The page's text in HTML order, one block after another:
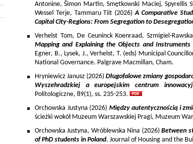
Antonine, Šimon Martin, Smętkowski Maciej, Spyrellis
Wessel Terje, Tammaru Tiit (2026)A Comparative
Capital City-Regions: From Segregation to
Verhelst Tom, De Ceuninck Koenraad, Szmigiel-
Mapping and Explaining the Objects and
Egner, B., Lysek, J., Verhelst, T. (eds) Municipal
National Governance. Palgrave Macmillan, Cham.
Hryniewicz Janusz (2026) Długofalowe zmiany
Wyszehradzkiej a europejskim centrum
Politologiczne, 89(1), ss. 235-253.
Orchowska Justyna (2026) Między autentycznością i
ścieżki wokół Muzeum Warszawskiej Pragi, Muzeum
Orchowska Justyna, Wróblewska Nina (2026)Between
of PhD students in Poland. Journal of Housing and the